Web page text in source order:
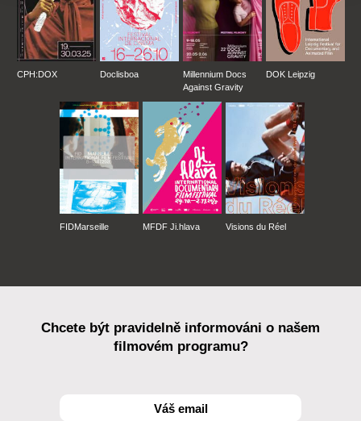
CPH:DOX Doclisboa
Millennium Docs
Against Gravity
DOK Leipzig
FIDMarseille MFDF Ji.hlava Visions du Réel
Chcete být pravidelně informováni o našem
filmovém programu?